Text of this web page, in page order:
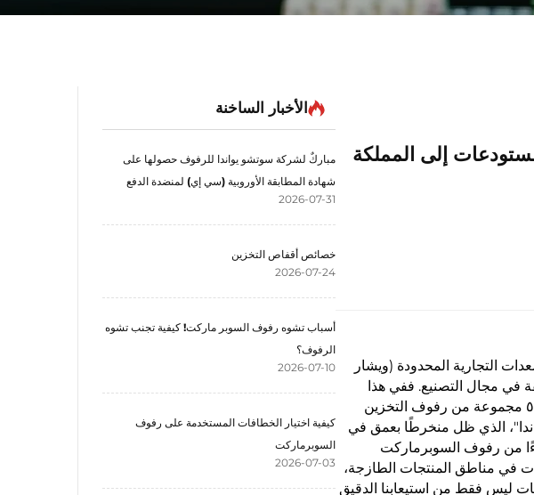
من رفوف المستودعات إلى المملكة
التجارية المحدودة (ويشار
في مجال التصنيع. ففي هذا
الأسبوع، ومع مغادرة آخر شاحنة حاويات محملة بالكامل بالبضائع مصنع الشركة، انطلقت رسميًّا ٥٠٠ مجموعة من رفوف التخزين
الذي ظل منخرطًا بعمق في
من رفوف السوبرماركت
في مناطق المنتجات الطازجة،
ليس فقط من استيعابنا الدقيق
الأخبار الساخنة
مباركٌ لشركة سوتشو يواندا للرفوف حصولها على
شهادة المطابقة الأوروبية (سي إي) لمنضدة الدفع
2026-07-31
خصائص أقفاص التخزين
2026-07-24
أسباب تشوه رفوف السوبر ماركت! كيفية تجنب تشوه
الرفوف؟
2026-07-10
كيفية اختيار الخطافات المستخدمة على رفوف
السوبرماركت
2026-07-03